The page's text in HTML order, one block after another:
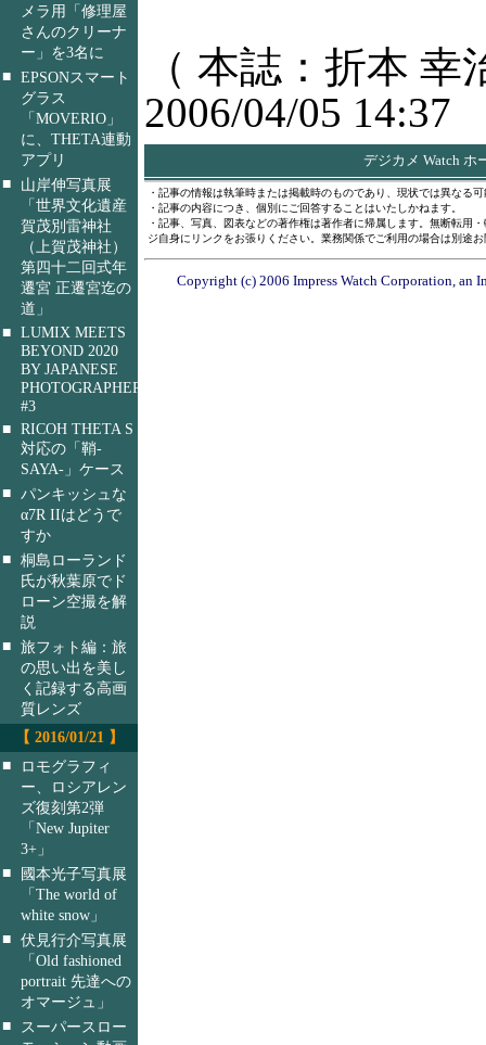
メラ用「修理屋
さんのクリーナ
ー」を3名に
■ EPSONスマート
グラス
「MOVERIO」
に、THETA連動
アプリ
■
山岸伸写真展
「世界文化遺産
賀茂別雷神社
（上賀茂神社）
第四十二回式年
遷宮 正遷宮迄の
道」
■ LUMIX MEETS
BEYOND 2020
BY JAPANESE
PHOTOGRAPHERS
#3
■ RICOH THETA S
対応の「鞘-
SAYA-」ケース
■ パンキッシュな
α7R IIはどうで
すか
■ 桐島ローランド
氏が秋葉原でド
ローン空撮を解
説
■ 旅フォト編：旅
の思い出を美し
く記録する高画
質レンズ
【 2016/01/21 】
■
ロモグラフィ
ー、ロシアレン
ズ復刻第2弾
「New Jupiter
3+」
■
國本光子写真展
「The world of
white snow」
■ 伏見行介写真展
「Old fashioned
portrait 先達への
オマージュ」
■
スーパースロー
（ 本誌：折本 幸
2006/04/05 14:37
デジカメ Watch ホ
・記事の情報は執筆時または掲載時のものであり、現状では異なる
・記事の内容につき、個別にご回答することはいたしかねます。
・記事、写真、図表などの著作権は著作者に帰属します。無断転用
ジ自身にリンクをお張りください。業務関係でご利用の場合は別途
Copyright (c) 2006 Impress Watch Corporation, an